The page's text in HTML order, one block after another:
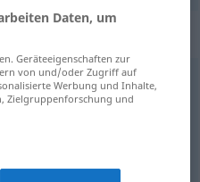
(ugs.),schnauzen
bekritteln,maulen (ugs.)
Daten, um
Geräteeigenschaften zur
von und/oder Zugriff auf
Werbung und Inhalte,
Zielgruppenforschung und